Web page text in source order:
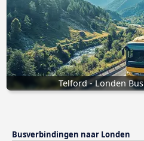
Telford - Londen Bus
Busverbindingen naar Londen